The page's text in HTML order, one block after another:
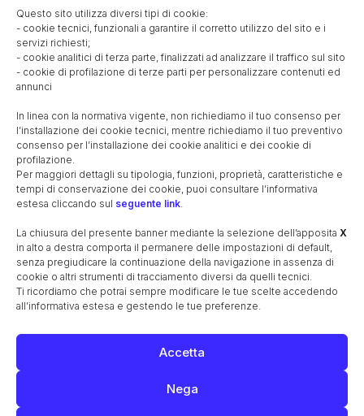
Questo sito utilizza diversi tipi di cookie:
- cookie tecnici, funzionali a garantire il corretto utilizzo del sito e i
servizi richiesti;
- cookie analitici di terza parte, finalizzati ad analizzare il traffico sul sito
- cookie di profilazione di terze parti per personalizzare contenuti ed
annunci
In linea con la normativa vigente, non richiediamo il tuo consenso per
l’installazione dei cookie tecnici, mentre richiediamo il tuo preventivo
consenso per l’installazione dei cookie analitici e dei cookie di
profilazione.
Per maggiori dettagli su tipologia, funzioni, proprietà, caratteristiche e
tempi di conservazione dei cookie, puoi consultare l’informativa
estesa cliccando sul seguente link.
La chiusura del presente banner mediante la selezione dell’apposita X
in alto a destra comporta il permanere delle impostazioni di default,
senza pregiudicare la continuazione della navigazione in assenza di
cookie o altri strumenti di tracciamento diversi da quelli tecnici.
Ti ricordiamo che potrai sempre modificare le tue scelte accedendo
all’informativa estesa e gestendo le tue preferenze.
Accetta
Nega
Il furto sacrilego del 1852
Ottobre 1884: ritrovamento reperti romani lungo la via
Postumia
Il cimitero comunale
La nascita della parrocchia
Le guerre mondiali
Il monumento ai caduti
I cavalieri di Vittorio Veneto
Il referendum istituzionale
Il secondo dopoguerra
La Cooperativa Agricola S. Giuseppe
Maestre e maestri elementari 1947-65
La bachicoltura
La canzone oscena
Le monete e la zecca di Treviso
Unità di misura (metrologia)
EDIFICI STORICI
La chiesa, antico oratorio La canonica
Il campanile
Villa Pola
La barchessa di Villa Pola
La Scuola Primaria
FAMIGLIA POLA-CASTROPOLA